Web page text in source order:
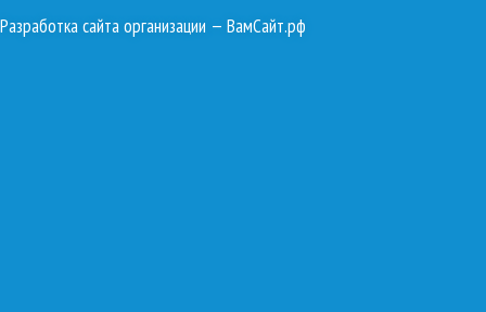
Разработка сайта организации — ВамСайт.рф